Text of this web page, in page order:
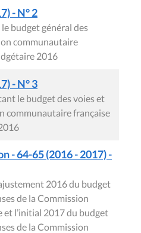
- N° 2
budget général des
communautaire
2016
- N° 3
le budget des voies et
communautaire française
- 64-65 (2016 - 2017) -
2016 du budget
de la Commission
l’initial 2017 du budget
de la Commission